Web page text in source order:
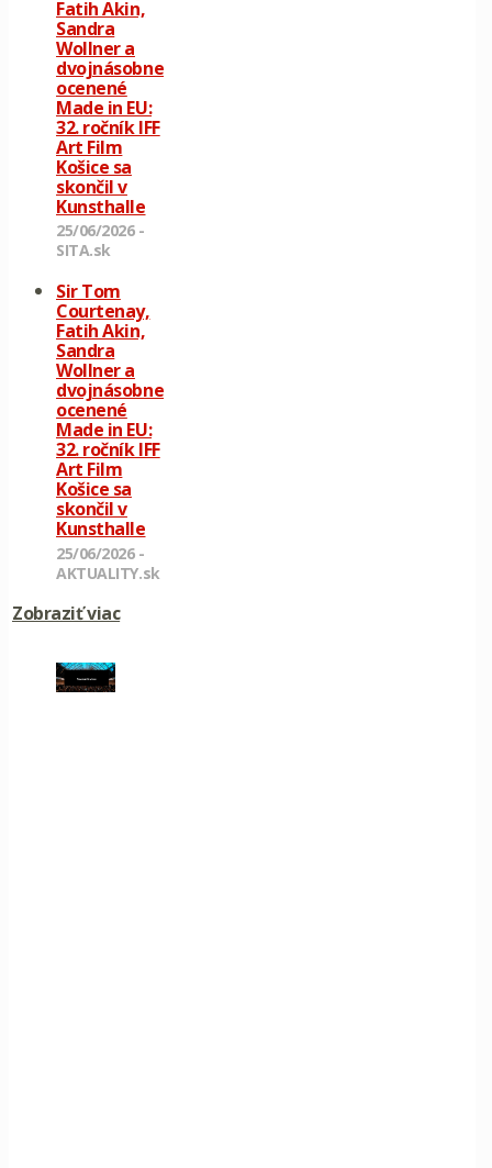
Fatih Akin,
Sandra
Wollner a
dvojnásobne
ocenené
Made in EU:
32. ročník IFF
Art Film
Košice sa
skončil v
Kunsthalle
25/06/2026 -
SITA.sk
Sir Tom
Courtenay,
Fatih Akin,
Sandra
Wollner a
dvojnásobne
ocenené
Made in EU:
32. ročník IFF
Art Film
Košice sa
skončil v
Kunsthalle
25/06/2026 -
AKTUALITY.sk
Zobraziť viac